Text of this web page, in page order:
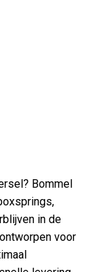
Bommel
in de
voor